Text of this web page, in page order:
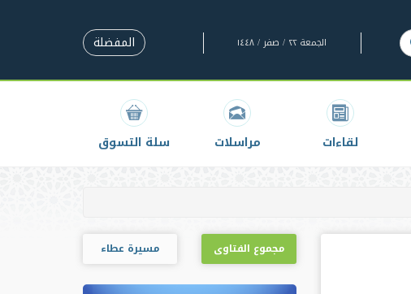
الجمعة ٢٢ / صفر / ١٤٤٨ المفضلة
لقاءات مراسلات سلة التسوق
مجموع الفتاوى مسيرة عطاء